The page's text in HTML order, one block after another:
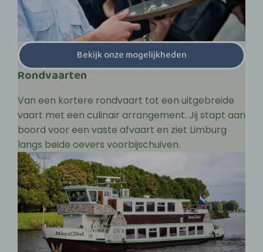
Bekijk onze mogelijkheden
Rondvaarten
Van een kortere rondvaart tot een uitgebreide
vaart met een culinair arrangement. Jij stapt aan
boord voor een vaste afvaart en ziet Limburg
langs beide oevers voorbijschuiven.